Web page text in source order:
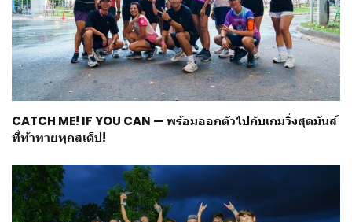
CATCH ME! IF YOU CAN — พร้อมออกตัวไปกับเกมวิ่งสุดมันส์
ที่ท้าทายทุกสเต็ป!